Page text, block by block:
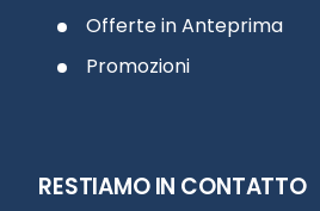
Offerte in Anteprima
Promozioni
RESTIAMO IN CONTATTO